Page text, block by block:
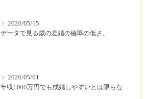
2026/05/15
データで見る歳の差婚の確率の低さ。
2026/05/01
年収1000万円でも成婚しやすいとは限らない? 「年収帯別の成婚率」のリアル